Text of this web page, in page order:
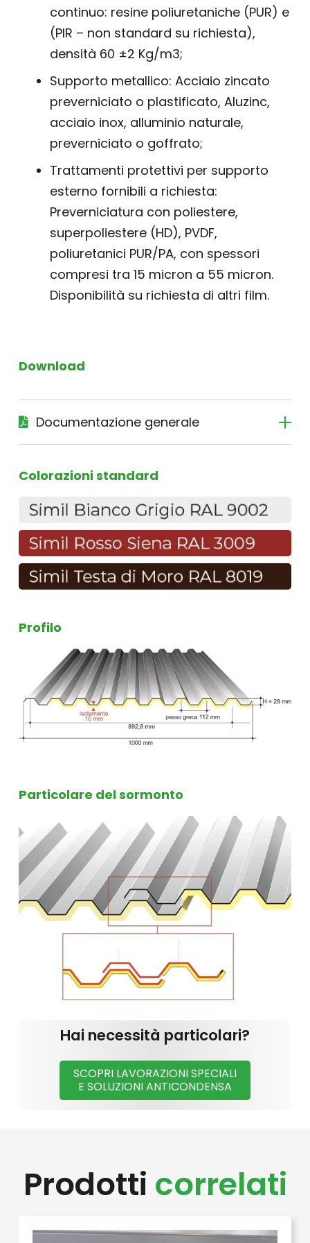
continuo: resine poliuretaniche (PUR) e
(PIR – non standard su richiesta),
densità 60 ±2 Kg/m3;
Supporto metallico: Acciaio zincato
preverniciato o plastificato, Aluzinc,
acciaio inox, alluminio naturale,
preverniciato o goffrato;
Trattamenti protettivi per supporto
esterno fornibili a richiesta:
Preverniciatura con poliestere,
superpoliestere (HD), PVDF,
poliuretanici PUR/PA, con spessori
compresi tra 15 micron a 55 micron.
Disponibilità su richiesta di altri film.
Download
Documentazione generale
Colorazioni standard
Profilo
Particolare del sormonto
Hai necessità particolari?
SCOPRI LAVORAZIONI SPECIALI
E SOLUZIONI ANTICONDENSA
Prodotti correlati